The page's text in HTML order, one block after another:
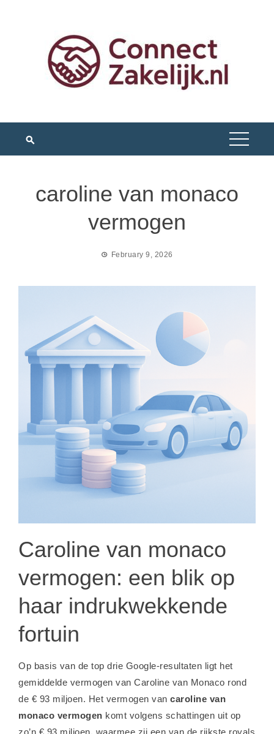
caroline van monaco
vermogen
February 9, 2026
Caroline van monaco
vermogen: een blik op
haar indrukwekkende
fortuin
Op basis van de top drie Google-resultaten ligt het
gemiddelde vermogen van Caroline van Monaco rond
de € 93 miljoen. Het vermogen van caroline van
monaco vermogen komt volgens schattingen uit op
zo’n € 93 miljoen, waarmee zij een van de rijkste royals